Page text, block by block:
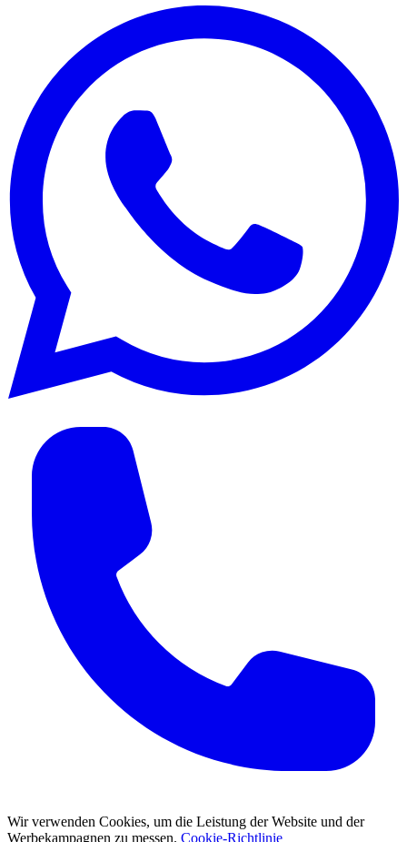
Wir verwenden Cookies, um die Leistung der Website und der
Werbekampagnen zu messen. Cookie-Richtlinie